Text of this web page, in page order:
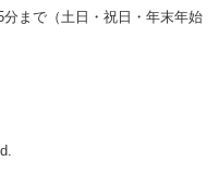
まで（土日・祝日・年末年始